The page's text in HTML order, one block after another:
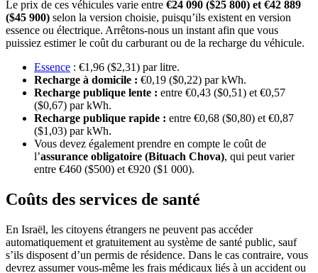
Le prix de ces véhicules varie entre €24 090 ($25 800) et €42 889
($45 900) selon la version choisie, puisqu’ils existent en version
essence ou électrique. Arrêtons-nous un instant afin que vous
puissiez estimer le coût du carburant ou de la recharge du véhicule.
Essence : €1,96 ($2,31) par litre.
Recharge à domicile : €0,19 ($0,22) par kWh.
Recharge publique lente : entre €0,43 ($0,51) et €0,57
($0,67) par kWh.
Recharge publique rapide : entre €0,68 ($0,80) et €0,87
($1,03) par kWh.
Vous devez également prendre en compte le coût de
l’assurance obligatoire (Bituach Chova), qui peut varier
entre €460 ($500) et €920 ($1 000).
Coûts des services de santé
En Israël, les citoyens étrangers ne peuvent pas accéder
automatiquement et gratuitement au système de santé public, sauf
s’ils disposent d’un permis de résidence. Dans le cas contraire, vous
devrez assumer vous-même les frais médicaux liés à un accident ou